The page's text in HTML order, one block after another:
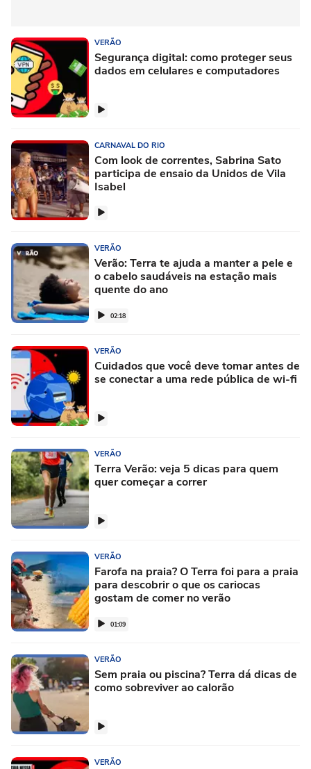
VERÃO
Segurança digital: como proteger seus
dados em celulares e computadores
CARNAVAL DO RIO
Com look de correntes, Sabrina Sato
participa de ensaio da Unidos de Vila
Isabel
VERÃO
Verão: Terra te ajuda a manter a pele e
o cabelo saudáveis na estação mais
quente do ano
02:18
VERÃO
Cuidados que você deve tomar antes de
se conectar a uma rede pública de wi-fi
VERÃO
Terra Verão: veja 5 dicas para quem
quer começar a correr
VERÃO
Farofa na praia? O Terra foi para a praia
para descobrir o que os cariocas
gostam de comer no verão
01:09
VERÃO
Sem praia ou piscina? Terra dá dicas de
como sobreviver ao calorão
VERÃO